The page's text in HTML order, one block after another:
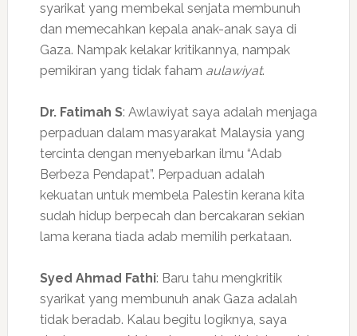
syarikat yang membekal senjata membunuh
dan memecahkan kepala anak-anak saya di
Gaza. Nampak kelakar kritikannya, nampak
pemikiran yang tidak faham aulawiyat.
Dr. Fatimah S: Awlawiyat saya adalah menjaga
perpaduan dalam masyarakat Malaysia yang
tercinta dengan menyebarkan ilmu “Adab
Berbeza Pendapat”. Perpaduan adalah
kekuatan untuk membela Palestin kerana kita
sudah hidup berpecah dan bercakaran sekian
lama kerana tiada adab memilih perkataan.
Syed Ahmad Fathi: Baru tahu mengkritik
syarikat yang membunuh anak Gaza adalah
tidak beradab. Kalau begitu logiknya, saya